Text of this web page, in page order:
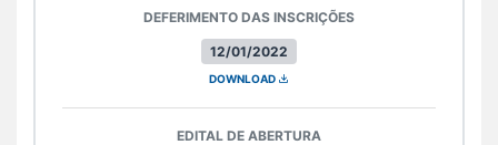
12/01/2022
DEFERIMENTO DAS INSCRIÇÕES
DOWNLOAD
EDITAL DE ABERTURA